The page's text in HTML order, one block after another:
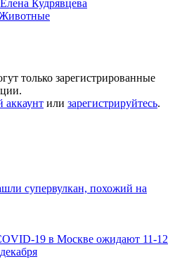
Елена Кудрявцева
только зарегистрированные
аккаунт или зарегистрируйтесь.
супервулкан, похожий на
19 в Москве ожидают 11-12